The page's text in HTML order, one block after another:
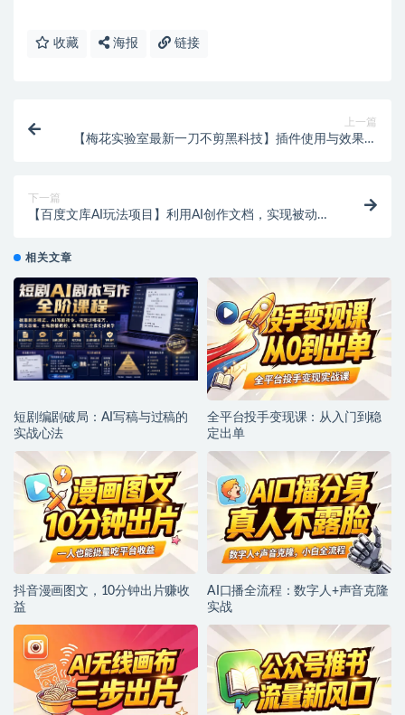
收藏 海报 链接
上一篇
【梅花实验室最新一刀不剪黑科技】插件使用与效果全
下一篇
【百度文库AI玩法项目】利用AI创作文档，实现被动副
相关文章
短剧编剧破局：AI写稿与过稿的
实战心法
全平台投手变现课：从入门到稳
定出单
抖音漫画图文，10分钟出片赚收
益
AI口播全流程：数字人+声音克隆
实战